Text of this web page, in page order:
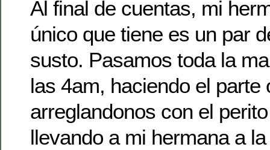
Al final de cuentas, mi
único que tiene es un par
susto. Pasamos toda la
las 4am, haciendo el parte
arreglandonos con el
llevando a mi hermana a